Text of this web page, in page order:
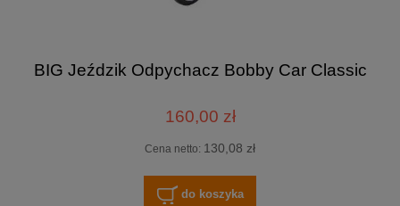
BIG Jeździk Odpychacz Bobby Car Classic
160,00 zł
Cena netto: 130,08 zł
do koszyka